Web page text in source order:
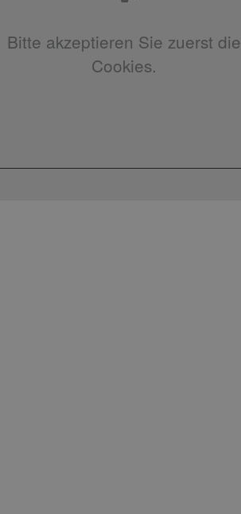
Bitte akzeptieren Sie zuerst die
Cookies.